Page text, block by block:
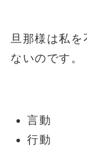
旦那様は私を
ないのです。
言動
行動